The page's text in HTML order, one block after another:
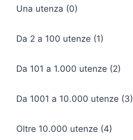
Una utenza (0)
Da 2 a 100 utenze (1)
Da 101 a 1.000 utenze (2)
Da 1001 a 10.000 utenze (3)
Oltre 10.000 utenze (4)